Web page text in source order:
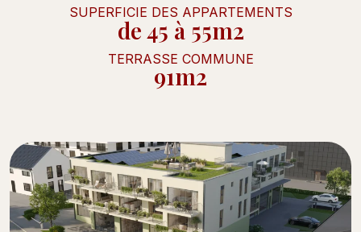
SUPERFICIE DES APPARTEMENTS
de 45 à 55m2
TERRASSE COMMUNE
91m2